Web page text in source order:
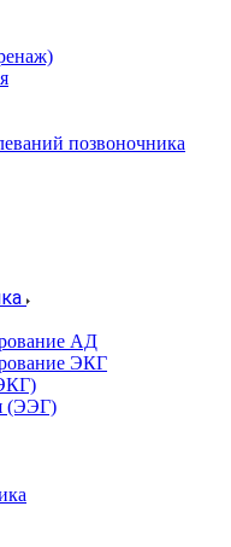
позвоночника
АД
ЭКГ
(ЭЭГ)